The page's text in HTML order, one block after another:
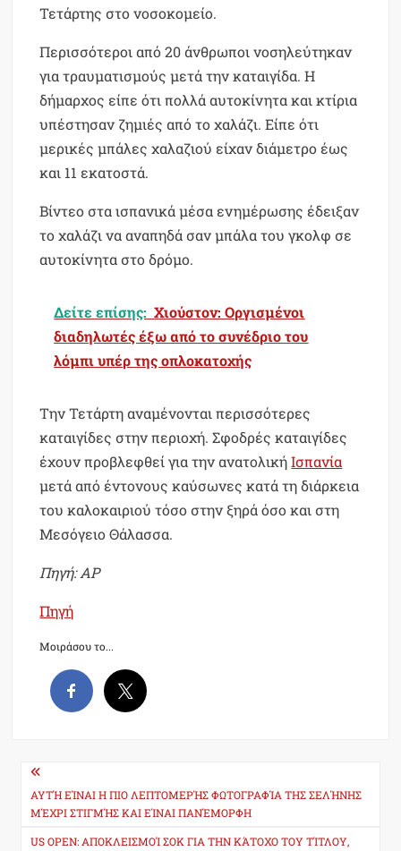
Τετάρτης στο νοσοκομείο.
Περισσότεροι από 20 άνθρωποι νοσηλεύτηκαν
για τραυματισμούς μετά την καταιγίδα. Η
δήμαρχος είπε ότι πολλά αυτοκίνητα και κτίρια
υπέστησαν ζημιές από το χαλάζι. Είπε ότι
μερικές μπάλες χαλαζιού είχαν διάμετρο έως
και 11 εκατοστά.
Βίντεο στα ισπανικά μέσα ενημέρωσης έδειξαν
το χαλάζι να αναπηδά σαν μπάλα του γκολφ σε
αυτοκίνητα στο δρόμο.
Δείτε επίσης: Χιούστον: Οργισμένοι
διαδηλωτές έξω από το συνέδριο του
λόμπι υπέρ της οπλοκατοχής
Την Τετάρτη αναμένονται περισσότερες
καταιγίδες στην περιοχή. Σφοδρές καταιγίδες
έχουν προβλεφθεί για την ανατολικήΙσπανία
μετά από έντονους καύσωνες κατά τη διάρκεια
του καλοκαιριού τόσο στην ξηρά όσο και στη
Μεσόγειο Θάλασσα.
Πηγή: AP
Πηγή
Μοιράσου το...
Post
navigation
ΑΥΤΉ ΕΊΝΑΙ Η ΠΙΟ ΛΕΠΤΟΜΕΡΉΣ ΦΩΤΟΓΡΑΦΊΑ ΤΗΣ ΣΕΛΉΝΗΣ
ΜΈΧΡΙ ΣΤΙΓΜΉΣ ΚΑΙ ΕΊΝΑΙ ΠΑΝΈΜΟΡΦΗ
US OPEN: ΑΠΟΚΛΕΙΣΜΟΊ ΣΟΚ ΓΙΑ ΤΗΝ ΚΆΤΟΧΟ ΤΟΥ ΤΊΤΛΟΥ,